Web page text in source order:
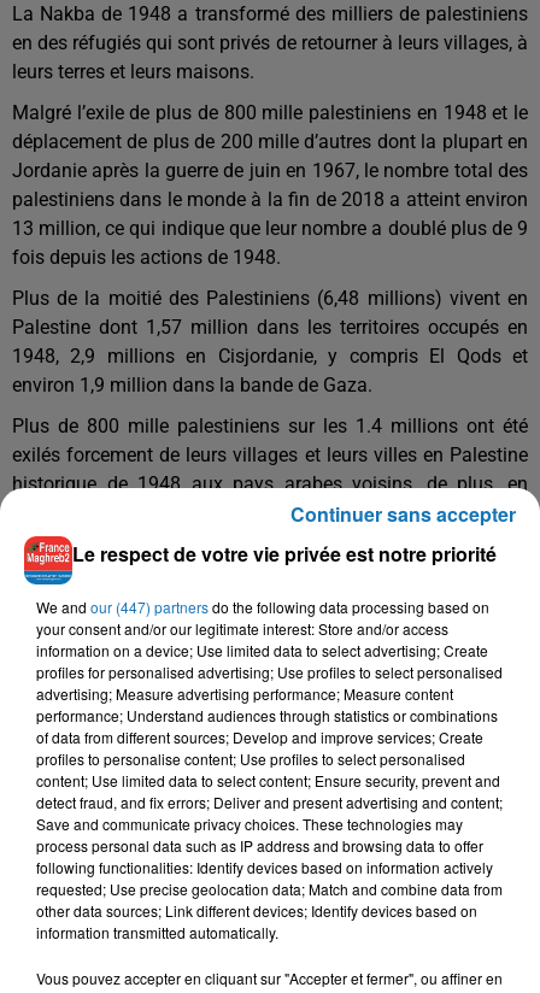
La Nakba de 1948 a transformé des milliers de palestiniens
en des réfugiés qui sont privés de retourner à leurs villages, à
leurs terres et leurs maisons.
Malgré l’exile de plus de 800 mille palestiniens en 1948 et le
déplacement de plus de 200 mille d’autres dont la plupart en
Jordanie après la guerre de juin en 1967, le nombre total des
palestiniens dans le monde à la fin de 2018 a atteint environ
13 million, ce qui indique que leur nombre a doublé plus de 9
fois depuis les actions de 1948.
Plus de la moitié des Palestiniens (6,48 millions) vivent en
Palestine dont 1,57 million dans les territoires occupés en
1948, 2,9 millions en Cisjordanie, y compris El Qods et
environ 1,9 million dans la bande de Gaza.
Plus de 800 mille palestiniens sur les 1.4 millions ont été
exilés forcement de leurs villages et leurs villes en Palestine
historique de 1948 aux pays arabes voisins, de plus, en
Cisjordanie et dans la bande de Gaza.
Pendant la Nakba, l’occupation israélienne a contrôlé 774
villages et villes palestiniens, a dévasté complètement 531
d’autres, en ce qui concerne le nettoyage ethnique.
En plus, 70 massacres ont été commis visant "un nettoyage
ethnique", où plus de 15.000 palestiniens ont été tués outre
le contrôle sur plus de 58% de la superficie de la Palestine
qui s'élève à environ 27.000 km².
Arrestation d'un millier de Palestiniens en deux mois
Près d'un millier de Palestiniens ont été arrêtés par les forces
d'occupation israélienne durant les mois de mars et avril
derniers, selon la Commission des prisonniers palestiniens,
dont le bilan coïncide avec l'anniversaire de Nakba.
Dans un communiqué, la Commission a fait état de quelque
905 Palestiniens de Cisjordanie et de la bande de Gaza
Le respect de votre vie privée est notre priorité
We and our (447) partnersdo the following data processing based on
your consent and/or our legitimate interest: Store and/or access
information on a device; Use limited data to select advertising; Create
profiles for personalised advertising; Use profiles to select personalised
advertising; Measure advertising performance; Measure content
performance; Understand audiences through statistics or combinations
of data from different sources; Develop and improve services; Create
profiles to personalise content; Use profiles to select personalised
content; Use limited data to select content; Ensure security, prevent and
detect fraud, and fix errors; Deliver and present advertising and content;
Save and communicate privacy choices. These technologies may
process personal data such as IP address and browsing data to offer
following functionalities: Identify devices based on information actively
requested; Use precise geolocation data; Match and combine data from
other data sources; Link different devices; Identify devices based on
information transmitted automatically.
Vous pouvez accepter en cliquant sur "Accepter et fermer", ou affiner en
Continuer sans accepter